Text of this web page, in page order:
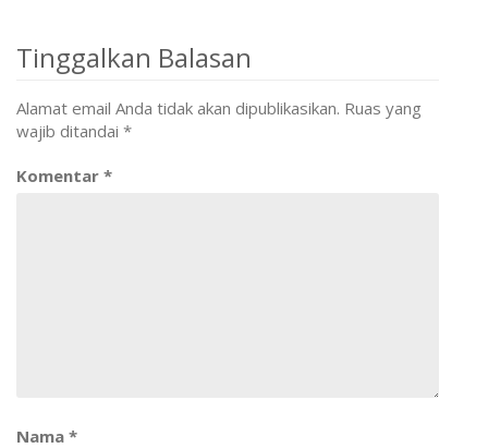
Tinggalkan Balasan
Alamat email Anda tidak akan dipublikasikan. Ruas yang
wajib ditandai *
Komentar *
Nama *